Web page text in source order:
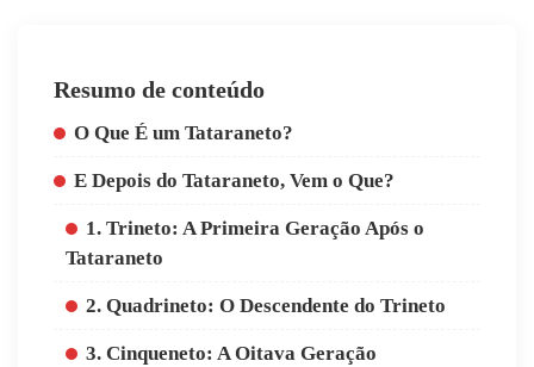
Resumo de conteúdo
O Que É um Tataraneto?
E Depois do Tataraneto, Vem o Que?
1. Trineto: A Primeira Geração Após o
Tataraneto
2. Quadrineto: O Descendente do Trineto
3. Cinqueneto: A Oitava Geração